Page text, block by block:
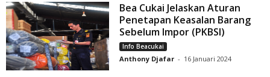
Bea Cukai Jelaskan Aturan
Penetapan Keasalan Barang
Sebelum Impor (PKBSI)
Info Beacukai
Anthony Djafar - 16 Januari 2024